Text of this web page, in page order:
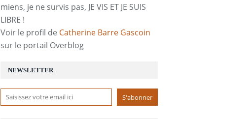
NEWSLETTER
miens, je ne survis pas, JE VIS ET JE SUIS
LIBRE !
Voir le profil de Catherine Barre Gascoin
sur le portail Overblog